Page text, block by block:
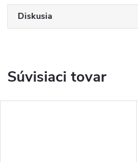
Diskusia
Súvisiaci tovar